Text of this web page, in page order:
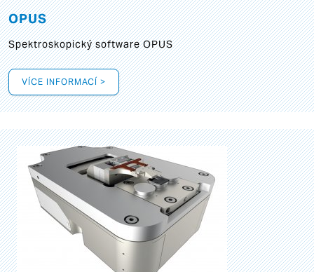
OPUS
Spektroskopický software OPUS
VÍCE INFORMACÍ >